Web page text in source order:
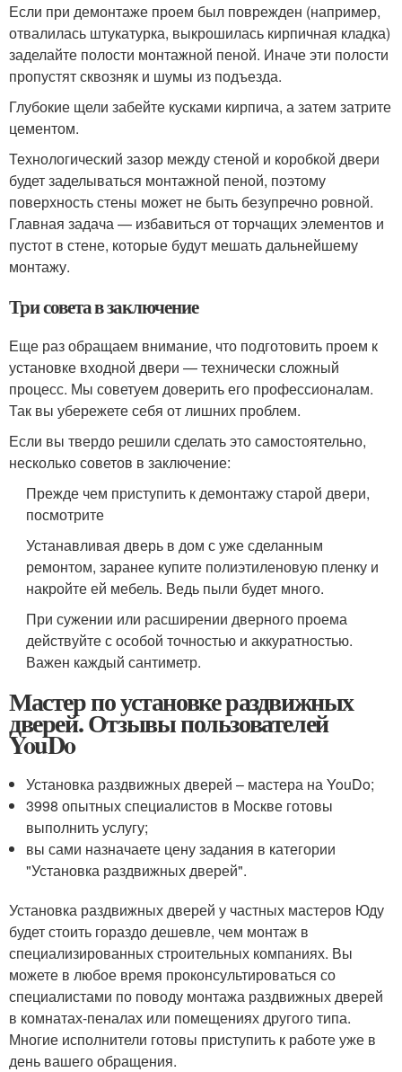
Если при демонтаже проем был поврежден (например,
отвалилась штукатурка, выкрошилась кирпичная кладка)
заделайте полости монтажной пеной. Иначе эти полости
пропустят сквозняк и шумы из подъезда.
Глубокие щели забейте кусками кирпича, а затем затрите
цементом.
Технологический зазор между стеной и коробкой двери
будет заделываться монтажной пеной, поэтому
поверхность стены может не быть безупречно ровной.
Главная задача — избавиться от торчащих элементов и
пустот в стене, которые будут мешать дальнейшему
монтажу.
Три совета в заключение
Еще раз обращаем внимание, что подготовить проем к
установке входной двери — технически сложный
процесс. Мы советуем доверить его профессионалам.
Так вы убережете себя от лишних проблем.
Если вы твердо решили сделать это самостоятельно,
несколько советов в заключение:
Прежде чем приступить к демонтажу старой двери,
посмотрите
Устанавливая дверь в дом с уже сделанным
ремонтом, заранее купите полиэтиленовую пленку и
накройте ей мебель. Ведь пыли будет много.
При сужении или расширении дверного проема
действуйте с особой точностью и аккуратностью.
Важен каждый сантиметр.
Мастер по установке раздвижных
дверей. Отзывы пользователей
YouDo
Установка раздвижных дверей – мастера на YouDo;
3998 опытных специалистов в Москве готовы
выполнить услугу;
вы сами назначаете цену задания в категории
"Установка раздвижных дверей".
Установка раздвижных дверей у частных мастеров Юду
будет стоить гораздо дешевле, чем монтаж в
специализированных строительных компаниях. Вы
можете в любое время проконсультироваться со
специалистами по поводу монтажа раздвижных дверей
в комнатах-пеналах или помещениях другого типа.
Многие исполнители готовы приступить к работе уже в
день вашего обращения.